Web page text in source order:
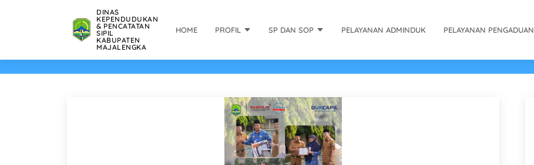
DINAS
KEPENDUDUKAN
& PENCATATAN
SIPIL
KABUPATEN
MAJALENGKA
HOME PROFIL SP DAN SOP PELAYANAN ADMINDUK PELAYANAN PENGADUAN